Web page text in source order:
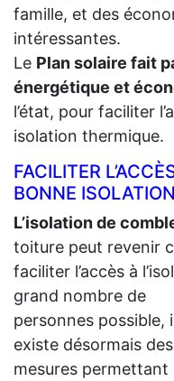
famille, et des
intéressantes.
Le Plan solaire fait
énergétique et
l’état, pour faciliter
isolation thermique.
FACILITER
BONNE ISOLATION
L’isolation de
toiture peut revenir
faciliter l’accès à
grand nombre de
personnes possible,
existe désormais des
mesures permettant